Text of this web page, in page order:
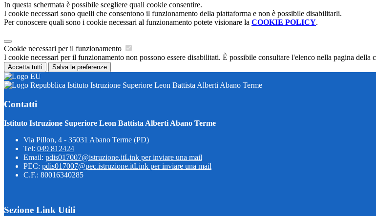
In questa schermata è possibile scegliere quali cookie consentire.
I cookie necessari sono quelli che consentono il funzionamento della piattaforma e non è possibile disabilitarli.
Per conoscere quali sono i cookie necessari al funzionamento potete visionare la COOKIE POLICY.
Cookie necessari per il funzionamento
I cookie necessari per il funzionamento non possono essere disabilitati. È possibile consultare l'elenco nella pagina della
Accetta tutti Salva le preferenze
Istituto Istruzione Superiore Leon Battista Alberti Abano Terme
Contatti
Istituto Istruzione Superiore Leon Battista Alberti Abano Terme
Via Pillon, 4 - 35031 Abano Terme (PD)
Tel: 049 812424
Email: pdis017007@istruzione.itLink per inviare una mail
PEC: pdis017007@pec.istruzione.itLink per inviare una mail
C.F.: 80016340285
Sezione Link Utili